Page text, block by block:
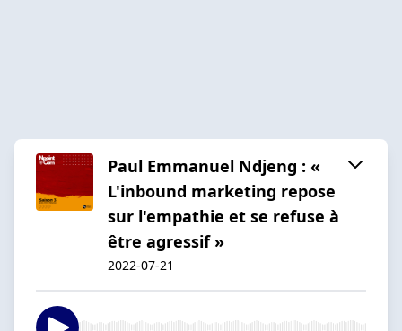
Paul Emmanuel Ndjeng : «
L'inbound marketing repose
sur l'empathie et se refuse à
être agressif »
2022-07-21